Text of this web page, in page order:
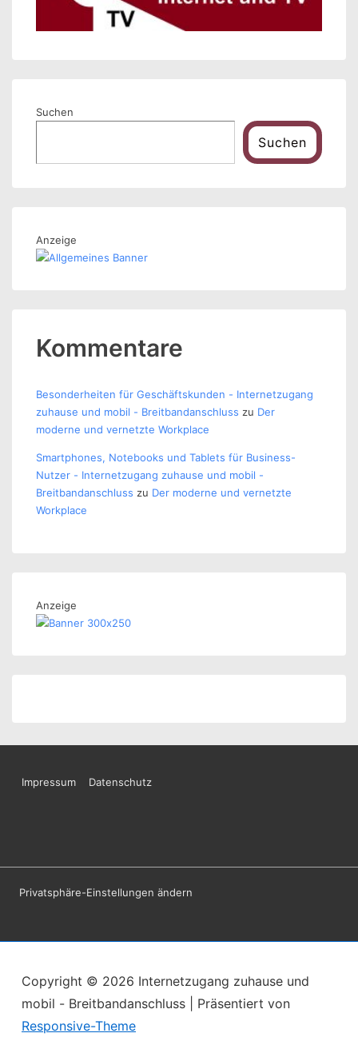
Suchen
Suchen
Anzeige
Kommentare
Besonderheiten für Geschäftskunden - Internetzugang
zuhause und mobil - Breitbandanschluss zu Der
moderne und vernetzte Workplace
Smartphones, Notebooks und Tablets für Business-
Nutzer - Internetzugang zuhause und mobil -
Breitbandanschluss zu Der moderne und vernetzte
Workplace
Anzeige
Footer-
Impressum Datenschutz
Privatsphäre-Einstellungen ändern
Copyright © 2026 Internetzugang zuhause und
mobil - Breitbandanschluss
| Präsentiert von
Responsive-Theme